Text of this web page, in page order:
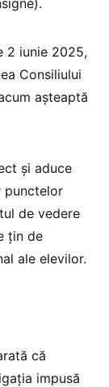
2 iunie 2025,
Consiliului
așteaptă
și aduce
punctelor
de vedere
țin de
ale elevilor.
că
impusă